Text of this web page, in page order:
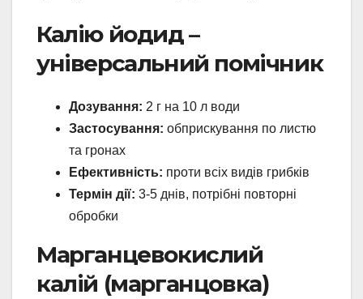
Калію йодид –
універсальний помічник
Дозування: 2 г на 10 л води
Застосування: обприскування по листю
та гронах
Ефективність: проти всіх видів грибків
Термін дії: 3-5 днів, потрібні повторні
обробки
Марганцевокислий
калій (марганцовка)